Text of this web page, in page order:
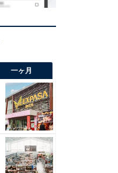
一ヶ月